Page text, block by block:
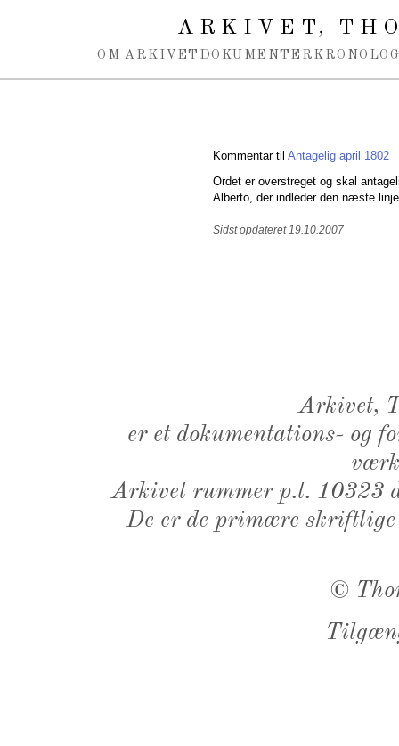
ARKIVET,
OM ARKIVET DOKUMENTER
Kommentar til Antagelig april 1802
Ordet er overstreget og skal
Alberto, der indleder den næste
Sidst opdateret 19.10.2007
Arkivet,
er et dokumentations- og
Arkivet rummer p.t. 10323
De er de primære
©